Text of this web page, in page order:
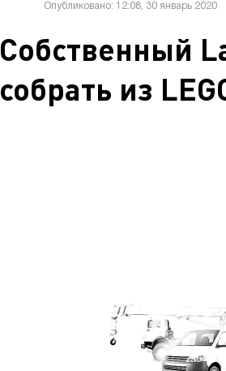
Опубликовано: 12:08, 30 январь 2020
Собственный
собрать из